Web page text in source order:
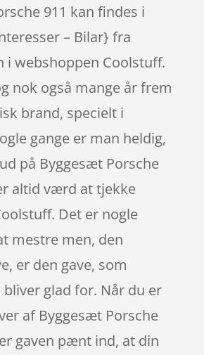
911 kan findes i
– Bilar} fra
i webshoppen Coolstuff.
nok også mange år frem
brand, specielt i
gange er man heldig,
på Byggesæt Porsche
altid værd at tjekke
Det er nogle
mestre men, den
er den gave, som
glad for. Når du er
af Byggesæt Porsche
gaven pænt ind, at din